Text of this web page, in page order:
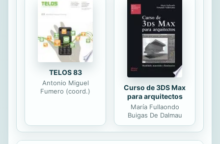
TELOS 83
Antonio Miguel
Fumero (coord.)
Curso de 3DS Max
para arquitectos
María Fullaondo
Buigas De Dalmau